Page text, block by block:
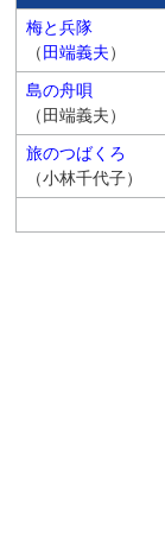
梅と兵隊
（ 田端義夫）
島の舟唄
（田端義夫）
旅のつばくろ
（小林千代子）